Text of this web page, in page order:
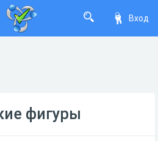
Вход
фигуры